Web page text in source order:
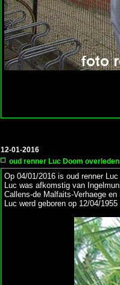
12-01-2016
oud renner Luc Doom overleden
Op 04/01/2016 is oud renner
Luc was afkomstig van
Callens-de Malfaits-Verhaege en
Luc werd geboren op 12/04/